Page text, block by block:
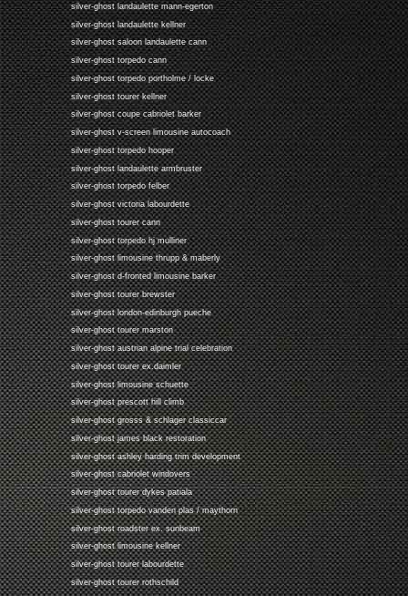
silver-ghost landaulette mann-egerton
silver-ghost landaulette kellner
silver-ghost saloon landaulette cann
silver-ghost torpedo cann
silver-ghost torpedo portholme / locke
silver-ghost tourer kellner
silver-ghost coupe cabriolet barker
silver-ghost v-screen limousine autocoach
silver-ghost torpedo hooper
silver-ghost landaulette armbruster
silver-ghost torpedo felber
silver-ghost victoria labourdette
silver-ghost tourer cann
silver-ghost torpedo hj mulliner
silver-ghost limousine thrupp & maberly
silver-ghost d-fronted limousine barker
silver-ghost tourer brewster
silver-ghost london-edinburgh pueche
silver-ghost tourer marston
silver-ghost austrian alpine trial celebration
silver-ghost tourer ex.daimler
silver-ghost limousine schuette
silver-ghost prescott hill climb
silver-ghost grosss & schlager classiccar
silver-ghost james black restoration
silver-ghost ashley harding trim development
silver-ghost cabriolet windovers
silver-ghost tourer dykes patiala
silver-ghost torpedo vanden plas / maythorn
silver-ghost roadster ex. sunbeam
silver-ghost limousine kellner
silver-ghost tourer labourdette
silver-ghost tourer rothschild